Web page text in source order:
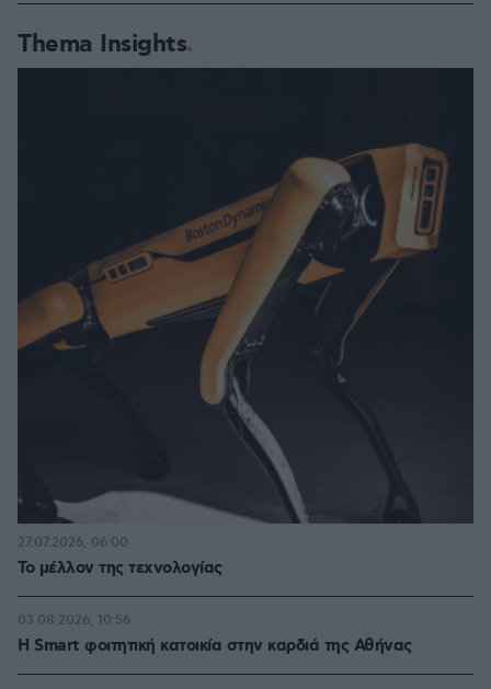
Thema Insights
Το μέλλον της τεχνολογίας
27.07.2026, 06:00
Η Smart φοιτητική κατοικία στην καρδιά της Αθήνας
03.08.2026, 10:56